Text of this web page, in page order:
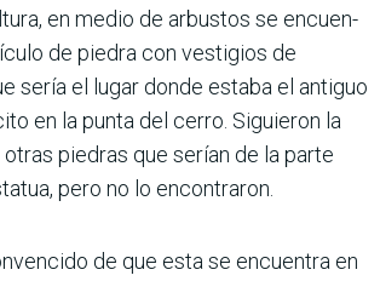
en medio de arbustos se encuen­
de pie­dra con vestigios de
sería el lugar donde estaba el antiguo
en la punta del cerro. Siguieron la
piedras que serían de la parte
pero no lo encontraron.
de que esta se encuentra en